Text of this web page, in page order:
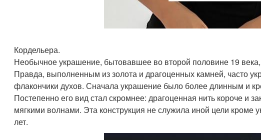
Кордельера.
Необычное украшение, бытовавшее во второй половине 19
Правда, выполненным из золота и драгоценных камней, часто
флакончики духов. Сначала украшение было более длинным и
Постепенно его вид стал скромнее: драгоценная нить короче и
мягкими волнами. Эта конструкция не служила иной цели
лет.